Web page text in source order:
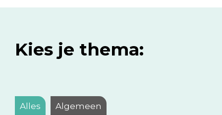
Kies je thema:
Alles Algemeen